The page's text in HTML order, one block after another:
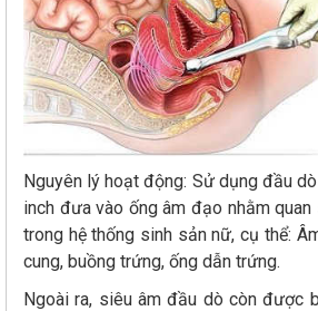
Nguyên lý hoạt động: Sử dụng đầu
inch đưa vào ống âm đạo nhằm
trong hệ thống sinh sản nữ, cụ thể:
cung, buồng trứng, ống dẫn trứng.
Ngoài ra, siêu âm đầu dò còn được